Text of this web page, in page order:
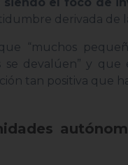
derivada de
“muchos
devalúen” y que
tan positiva que